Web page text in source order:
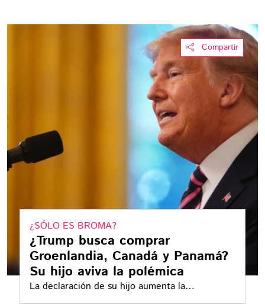
Compartir
¿SÓLO ES BROMA?
¿Trump busca comprar
Groenlandia, Canadá y Panamá?
Su hijo aviva la polémica
La declaración de su hijo aumenta la
controversia sobre las decisiones que hará el